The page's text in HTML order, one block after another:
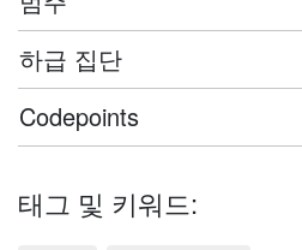
하급 집단
Codepoints
태그 및 키워드: